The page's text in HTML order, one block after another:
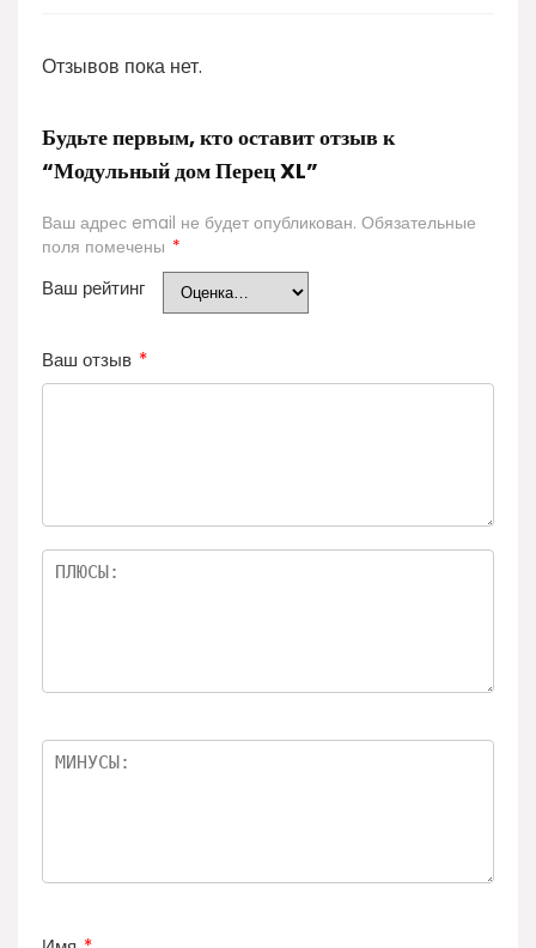
Отзывов пока нет.
Будьте первым, кто оставит отзыв к
“Модульный дом Перец XL”
Ваш адрес email не будет опубликован. Обязательные
поля помечены *
Ваш рейтинг
Ваш отзыв *